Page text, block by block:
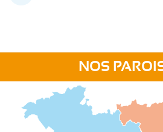
NOS